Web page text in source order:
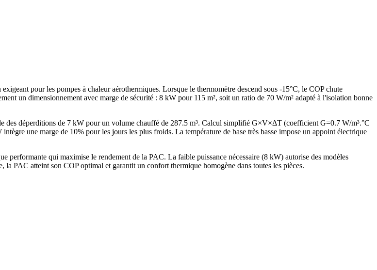
pour les pompes à chaleur aérothermiques. Lorsque le thermomètre descend sous -15°C, le COP chute
un dimensionnement avec marge de sécurité : 8 kW pour 115 m², soit un ratio de 70 W/m² adapté à l'isolation bonne
déperditions de 7 kW pour un volume chauffé de 287.5 m³. Calcul simplifié G×V×ΔT (coefficient G=0.7 W/m³.°C
une marge de 10% pour les jours les plus froids. La température de base très basse impose un appoint électrique
performante qui maximise le rendement de la PAC. La faible puissance nécessaire (8 kW) autorise des modèles
PAC atteint son COP optimal et garantit un confort thermique homogène dans toutes les pièces.